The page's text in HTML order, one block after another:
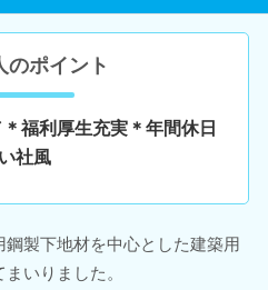
のポイント
福利厚生充実＊年間休日
社風
製下地材を中心とした建築用
いりました。